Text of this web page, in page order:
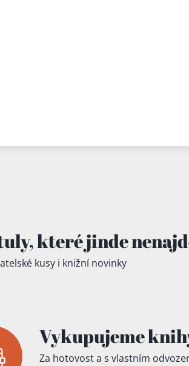
které jinde
kusy i knižní novinky
Vykupujeme
Za hotovost a s vlastním